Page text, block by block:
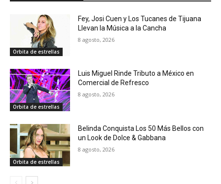
Orbita de estrellas
Fey, Josi Cuen y Los Tucanes de Tijuana
Llevan la Música a la Cancha
8 agosto, 2026
Orbita de estrellas
Luis Miguel Rinde Tributo a México en
Comercial de Refresco
8 agosto, 2026
Orbita de estrellas
Belinda Conquista Los 50 Más Bellos con
un Look de Dolce & Gabbana
8 agosto, 2026